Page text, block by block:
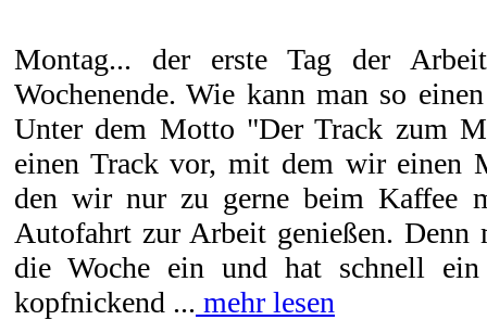
Montag... der erste Tag der
Wochenende. Wie kann man so
Unter dem Motto "Der Track zum
einen Track vor, mit dem wir einen
den wir nur zu gerne beim Kaffee
Autofahrt zur Arbeit genießen.
die Woche ein und hat schnell
kopfnickend ... mehr lesen